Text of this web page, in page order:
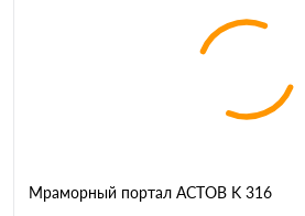
Мраморный портал АСТОВ K 316